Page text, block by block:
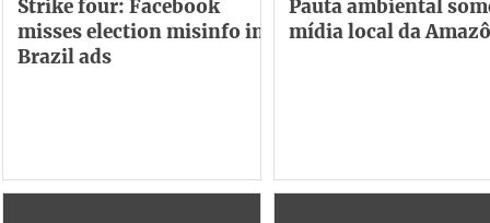
Strike four: Facebook
misses election misinfo in
Brazil ads
Pauta ambiental
mídia local da